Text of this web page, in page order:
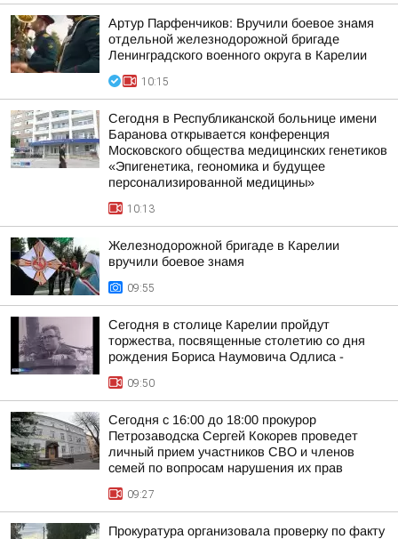
Артур Парфенчиков: Вручили боевое знамя
отдельной железнодорожной бригаде
Ленинградского военного округа в Карелии
10:15
Сегодня в Республиканской больнице имени
Баранова открывается конференция
Московского общества медицинских генетиков
«Эпигенетика, геономика и будущее
персонализированной медицины»
10:13
Железнодорожной бригаде в Карелии
вручили боевое знамя
09:55
Сегодня в столице Карелии пройдут
торжества, посвященные столетию со дня
рождения Бориса Наумовича Одлиса -
09:50
Сегодня с 16:00 до 18:00 прокурор
Петрозаводска Сергей Кокорев проведет
личный прием участников СВО и членов
семей по вопросам нарушения их прав
09:27
Прокуратура организовала проверку по факту